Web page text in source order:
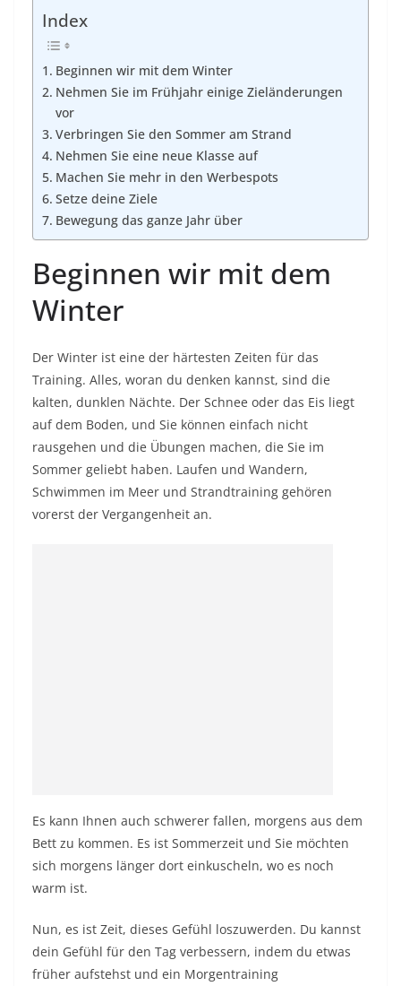
Index
Beginnen wir mit dem Winter
Nehmen Sie im Frühjahr einige Zieländerungen
vor
Verbringen Sie den Sommer am Strand
Nehmen Sie eine neue Klasse auf
Machen Sie mehr in den Werbespots
Setze deine Ziele
Bewegung das ganze Jahr über
Beginnen wir mit dem
Winter
Der Winter ist eine der härtesten Zeiten für das
Training. Alles, woran du denken kannst, sind die
kalten, dunklen Nächte. Der Schnee oder das Eis liegt
auf dem Boden, und Sie können einfach nicht
rausgehen und die Übungen machen, die Sie im
Sommer geliebt haben. Laufen und Wandern,
Schwimmen im Meer und Strandtraining gehören
vorerst der Vergangenheit an.
Es kann Ihnen auch schwerer fallen, morgens aus dem
Bett zu kommen. Es ist Sommerzeit und Sie möchten
sich morgens länger dort einkuscheln, wo es noch
warm ist.
Nun, es ist Zeit, dieses Gefühl loszuwerden. Du kannst
dein Gefühl für den Tag verbessern, indem du etwas
früher aufstehst und ein Morgentraining